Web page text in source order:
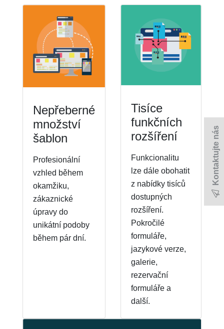
Nepřeberné
množství
šablon
Profesionální
vzhled během
okamžiku,
zákaznické
úpravy do
unikátní podoby
během pár dní.
Tisíce
funkčních
rozšíření
Funkcionalitu
lze dále obohatit
z nabídky tisíců
dostupných
rozšíření.
Pokročilé
formuláře,
jazykové verze,
galerie,
rezervační
formuláře a
další.
Kontaktujte nás